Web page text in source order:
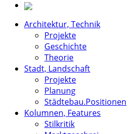
Architektur, Technik
Projekte
Geschichte
Theorie
Stadt, Landschaft
Projekte
Planung
Städtebau.Positionen
Kolumnen, Features
Stilkritik